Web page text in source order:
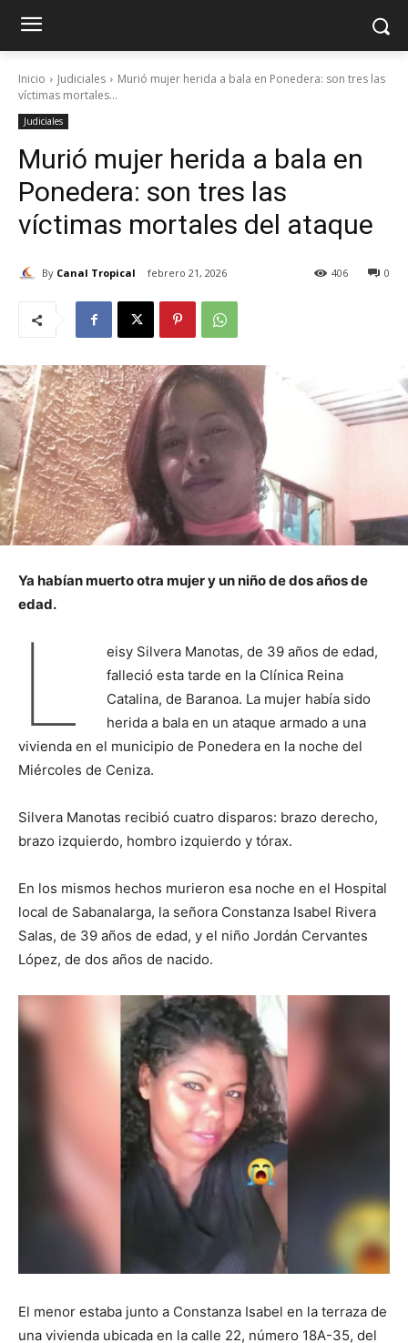
Inicio Judiciales
Murió mujer herida a bala en Ponedera: son tres las
víctimas mortales...
Judiciales
Murió mujer herida a bala en
Ponedera: son tres las
víctimas mortales del ataque
By Canal Tropical febrero 21, 2026 0
406
Ya habían muerto otra mujer y un niño de dos años de
edad.
L
eisy Silvera Manotas, de 39 años de edad,
falleció esta tarde en la Clínica Reina
Catalina, de Baranoa. La mujer había sido
herida a bala en un ataque armado a una
vivienda en el municipio de Ponedera en la noche del
Miércoles de Ceniza.
Silvera Manotas recibió cuatro disparos: brazo derecho,
brazo izquierdo, hombro izquierdo y tórax.
En los mismos hechos murieron esa noche en el Hospital
local de Sabanalarga, la señora Constanza Isabel Rivera
Salas, de 39 años de edad, y el niño Jordán Cervantes
López, de dos años de nacido.
El menor estaba junto a Constanza Isabel en la terraza de
una vivienda ubicada en la calle 22, número 18A-35, del